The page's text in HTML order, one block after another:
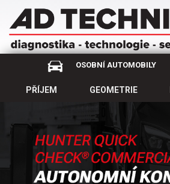
OSOBNÍ AUTOMOBILY
PŘÍJEM GEOMETRIE